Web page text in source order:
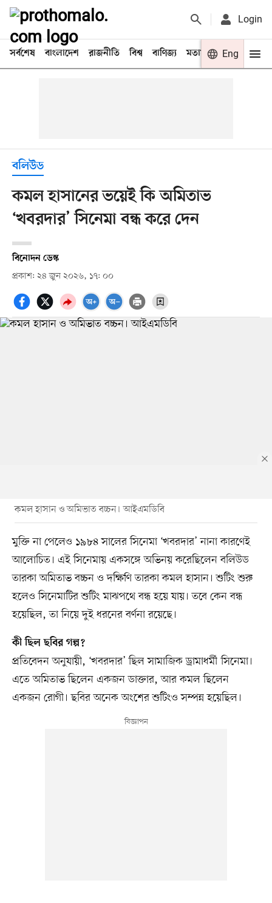
Login
সর্বশেষ বাংলাদেশ রাজনীতি বিশ্ব বাণিজ্য মতামত খেলা
Eng
বলিউড
কমল হাসানের ভয়েই কি অমিতাভ
‘খবরদার’ সিনেমা বন্ধ করে দেন
বিনোদন ডেস্ক
প্রকাশ: ২৪ জুন ২০২৬, ১৭: ০০
কমল হাসান ও অমিভাত বচ্চন। আইএমডিবি
মুক্তি না পেলেও ১৯৮৪ সালের সিনেমা ‘খবরদার’ নানা কারণেই
আলোচিত। এই সিনেমায় একসঙ্গে অভিনয় করেছিলেন বলিউড
তারকা অমিতাভ বচ্চন ও দক্ষিণি তারকা কমল হাসান। শুটিং শুরু
হলেও সিনেমাটির শুটিং মাঝপথে বন্ধ হয়ে যায়। তবে কেন বন্ধ
হয়েছিল, তা নিয়ে দুই ধরনের বর্ণনা রয়েছে।
কী ছিল ছবির গল্প?
প্রতিবেদন অনুযায়ী, ‘খবরদার’ ছিল সামাজিক ড্রামাধর্মী সিনেমা।
এতে অমিতাভ ছিলেন একজন ডাক্তার, আর কমল ছিলেন
একজন রোগী। ছবির অনেক অংশের শুটিংও সম্পন্ন হয়েছিল।